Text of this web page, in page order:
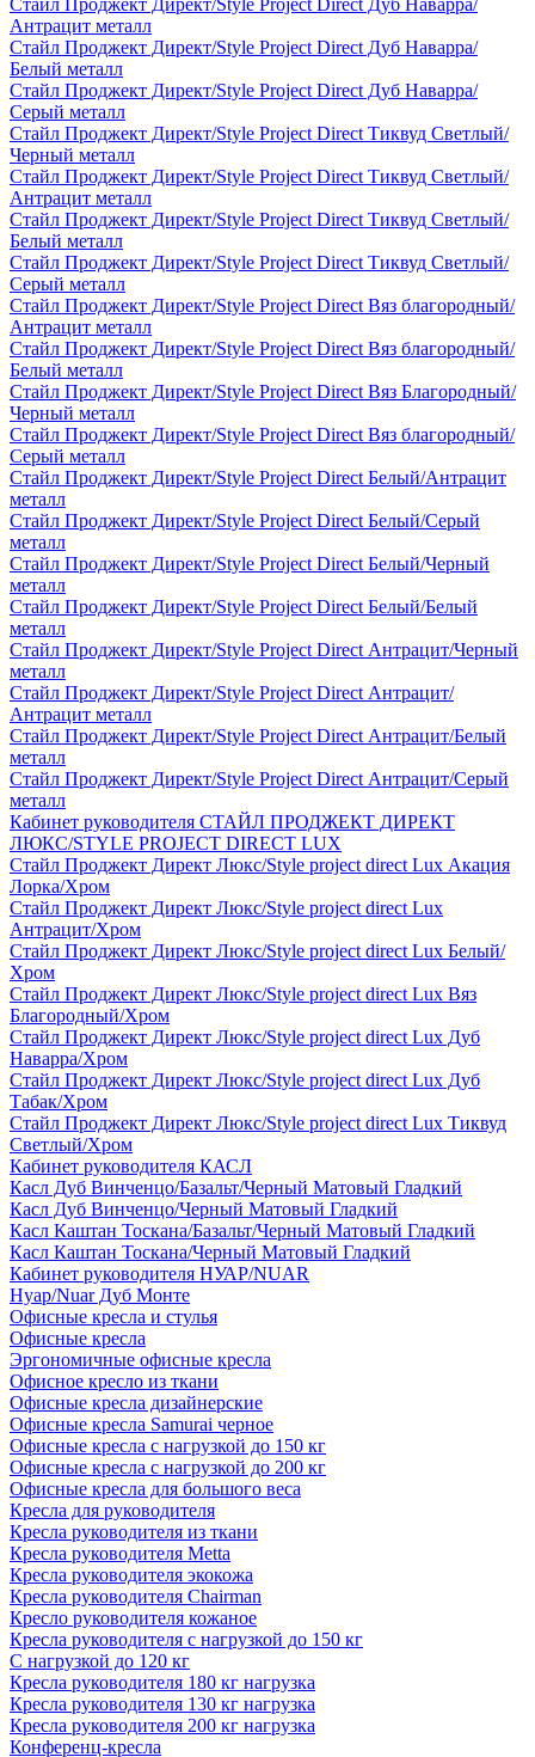
Стайл Проджект Директ/Style Project Direct Дуб Наварра/
Антрацит металл
Стайл Проджект Директ/Style Project Direct Дуб Наварра/
Белый металл
Стайл Проджект Директ/Style Project Direct Дуб Наварра/
Серый металл
Стайл Проджект Директ/Style Project Direct Тиквуд Светлый/
Черный металл
Стайл Проджект Директ/Style Project Direct Тиквуд Светлый/
Антрацит металл
Стайл Проджект Директ/Style Project Direct Тиквуд Светлый/
Белый металл
Стайл Проджект Директ/Style Project Direct Тиквуд Светлый/
Серый металл
Стайл Проджект Директ/Style Project Direct Вяз благородный/
Антрацит металл
Стайл Проджект Директ/Style Project Direct Вяз благородный/
Белый металл
Стайл Проджект Директ/Style Project Direct Вяз Благородный/
Черный металл
Стайл Проджект Директ/Style Project Direct Вяз благородный/
Серый металл
Стайл Проджект Директ/Style Project Direct Белый/Антрацит
металл
Стайл Проджект Директ/Style Project Direct Белый/Серый
металл
Стайл Проджект Директ/Style Project Direct Белый/Черный
металл
Стайл Проджект Директ/Style Project Direct Белый/Белый
металл
Стайл Проджект Директ/Style Project Direct Антрацит/Черный
металл
Стайл Проджект Директ/Style Project Direct Антрацит/
Антрацит металл
Стайл Проджект Директ/Style Project Direct Антрацит/Белый
металл
Стайл Проджект Директ/Style Project Direct Антрацит/Серый
металл
Кабинет руководителя СТАЙЛ ПРОДЖЕКТ ДИРЕКТ
ЛЮКС/STYLE PROJECT DIRECT LUX
Стайл Проджект Директ Люкс/Style project direct Lux Акация
Лорка/Хром
Стайл Проджект Директ Люкс/Style project direct Lux
Антрацит/Хром
Стайл Проджект Директ Люкс/Style project direct Lux Белый/
Хром
Стайл Проджект Директ Люкс/Style project direct Lux Вяз
Благородный/Хром
Стайл Проджект Директ Люкс/Style project direct Lux Дуб
Наварра/Хром
Стайл Проджект Директ Люкс/Style project direct Lux Дуб
Табак/Хром
Стайл Проджект Директ Люкс/Style project direct Lux Тиквуд
Светлый/Хром
Кабинет руководителя КАСЛ
Касл Дуб Винченцо/Базальт/Черный Матовый Гладкий
Касл Дуб Винченцо/Черный Матовый Гладкий
Касл Каштан Тоскана/Базальт/Черный Матовый Гладкий
Касл Каштан Тоскана/Черный Матовый Гладкий
Кабинет руководителя НУАР/NUAR
Нуар/Nuar Дуб Монте
Офисные кресла и стулья
Офисные кресла
Эргономичные офисные кресла
Офисное кресло из ткани
Офисные кресла дизайнерские
Офисные кресла Samurai черное
Офисные кресла с нагрузкой до 150 кг
Офисные кресла с нагрузкой до 200 кг
Офисные кресла для большого веса
Кресла для руководителя
Кресла руководителя из ткани
Кресла руководителя Metta
Кресла руководителя экокожа
Кресла руководителя Chairman
Кресло руководителя кожаное
Кресла руководителя с нагрузкой до 150 кг
С нагрузкой до 120 кг
Кресла руководителя 180 кг нагрузка
Кресла руководителя 130 кг нагрузка
Кресла руководителя 200 кг нагрузка
Конференц-кресла